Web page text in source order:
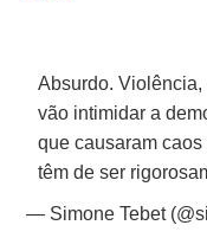
Absurdo.
vão intimidar a
que causaram
têm de ser
— Simone Tebet